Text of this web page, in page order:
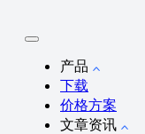
产品
下载
价格方案
文章资讯